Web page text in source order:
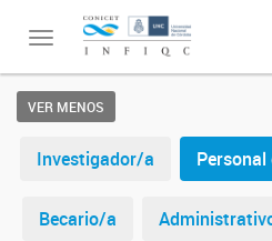
Toggle
VER MENOS
Investigador/a Personal
Becario/a